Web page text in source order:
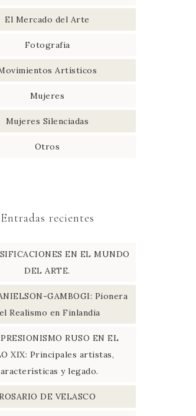
El Mercado del Arte
Fotografia
Artísticos
Mujeres
Mujeres Silenciadas
Otros
Entradas recientes
EN EL MUNDO
DEL ARTE.
GAMBOGI: Pionera
Realismo en Finlandia
RUSO EN EL
XIX: Principales artistas,
y legado.
DE VELASCO